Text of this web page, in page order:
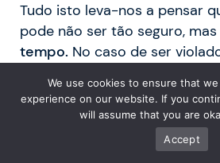
Tudo isto leva-nos a pensar
pode não ser tão seguro,
tempo. No caso de ser
atualizadoe atualizado os
mineração, bem como os
identificadores.
We use cookies to ensure that
experience on our website. If you
will assume that you are
Accept